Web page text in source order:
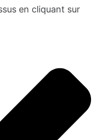
en cliquant sur